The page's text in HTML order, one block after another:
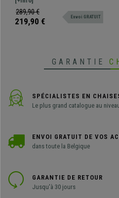
Noir
disponibles en divers coloris !
289,90 €
219,90 € Envoi GRATUIT
GARANTIE
SPÉCIALISTES EN
Le plus grand catalogue au
ENVOI GRATUIT DE VOS
dans toute la Belgique
GARANTIE DE RETOUR
Jusqu'à 30 jours